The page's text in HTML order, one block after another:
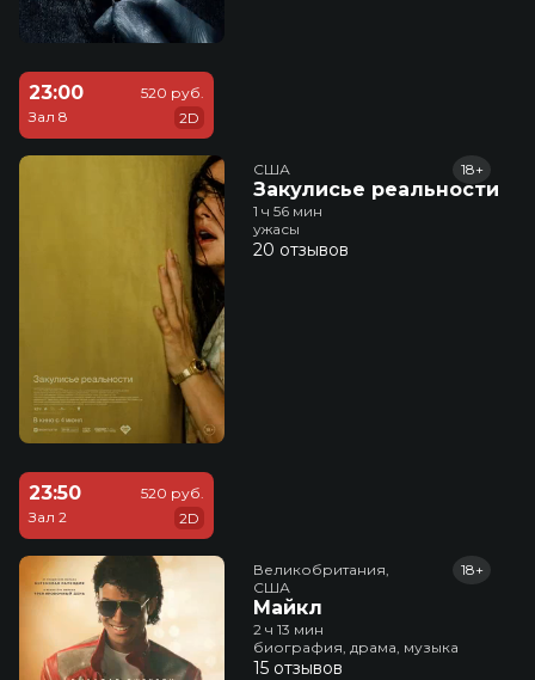
23:00
Зал 8
520 руб.
2D
США
Закулисье реальности
18+
1 ч 56 мин
ужасы
20 отзывов
23:50
Зал 2
520 руб.
2D
Великобритания,
США
Майкл
18+
2 ч 13 мин
биография, драма, музыка
15 отзывов